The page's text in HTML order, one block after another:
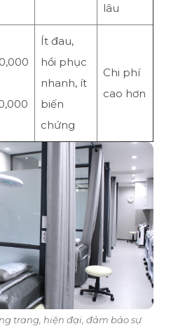
lâu
Ít đau,
hồi phục
nhanh, ít
biến
chứng
Chi phí
cao hơn
trang, hiện đại, đảm bảo sự